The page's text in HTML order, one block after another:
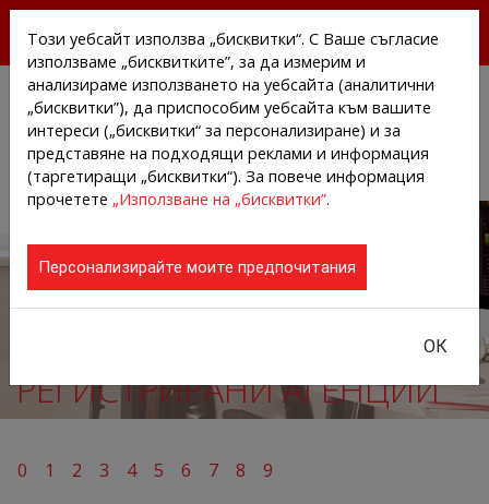
АГЕНЦИИТЕ И КОМПАНИИТЕ
РЕГИСТРИРАНИ АГЕНЦИИ
0 1 2 3 4 5 6 7 8 9
Този уебсайт използва „бисквитки“. С Ваше съгласие
използваме „бисквитките”, за да измерим и
анализираме използването на уебсайта (аналитични
„бисквитки”), да приспособим уебсайта към вашите
интереси („бисквитки“ за персонализиране) и за
представяне на подходящи реклами и информация
(таргетиращи „бисквитки“). За повече информация
прочетете „Използване на „бисквитки”.
Персонализирайте моите предпочитания
ОК